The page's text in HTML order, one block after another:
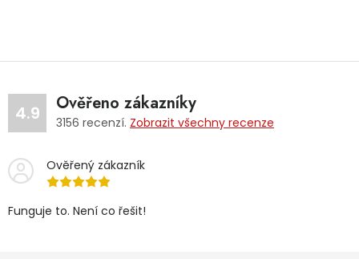
4.9 Ověřeno zákazníky
3156 recenzí. Zobrazit všechny recenze
Ověřený zákazník
Funguje to. Není co řešit!